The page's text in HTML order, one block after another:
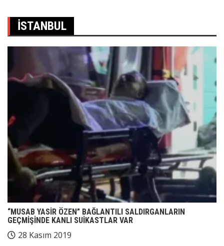
İSTANBUL
“MUSAB YASİR ÖZEN” BAĞLANTILI SALDIRGANLARIN
GEÇMİŞİNDE KANLI SUİKASTLAR VAR
28 Kasım 2019